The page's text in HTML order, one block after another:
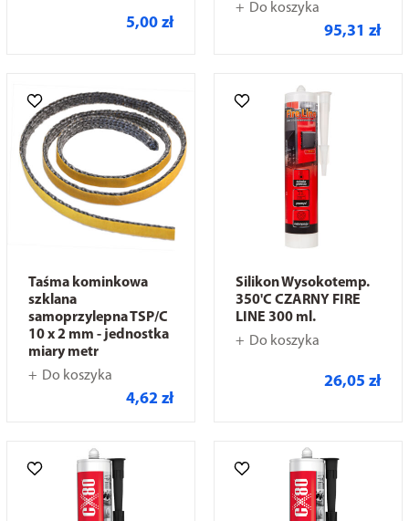
5,00 zł
Do koszyka
95,31 zł
Taśma kominkowa
szklana
samoprzylepna TSP/C
10 x 2 mm - jednostka
miary metr
Do koszyka
4,62 zł
Silikon Wysokotemp.
350'C CZARNY FIRE
LINE 300 ml.
Do koszyka
26,05 zł